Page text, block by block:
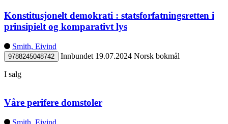
Konstitusjonelt demokrati : statsforfatningsretten i
prinsipielt og komparativt lys
Smith, Eivind
9788245048742 Innbundet 19.07.2024 Norsk bokmål
I salg
Våre perifere domstoler
Smith, Eivind